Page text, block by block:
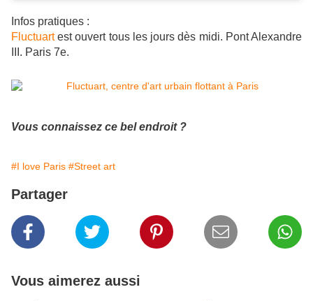
Infos pratiques :
Fluctuartest ouvert tous les jours dès midi. Pont Alexandre
III. Paris 7e.
Vous connaissez ce bel endroit ?
#I love Paris #Street art
Partager
Vous aimerez aussi